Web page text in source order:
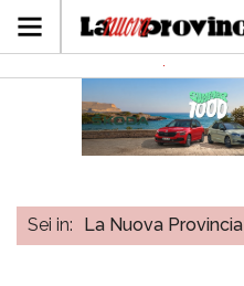
Sei in: La Nuova Provincia